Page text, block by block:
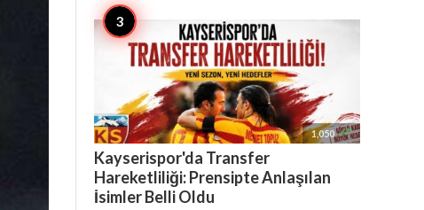
1,050 
Kayserispor'da Transfer
Hareketliliği: Prensipte Anlaşılan
İsimler Belli Oldu